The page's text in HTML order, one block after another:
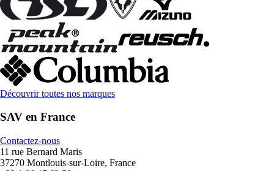
Découvrir toutes nos marques
SAV en France
Contactez-nous
11 rue Bernard Maris
37270 Montlouis-sur-Loire, France